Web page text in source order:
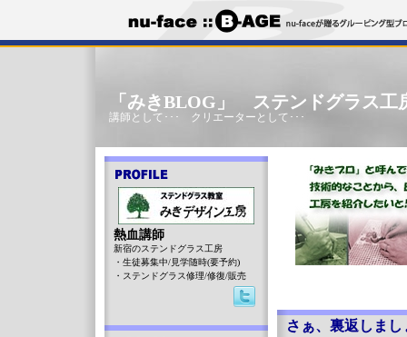
「みきBLOG」 ステンドグラス工
講師として･･･ クリエーターとして･･･
さぁ、裏返しまし
熱血講師
新宿のステンドグラス工房
・生徒募集中/見学随時(要予約)
・ステンドグラス修理/修復/販売